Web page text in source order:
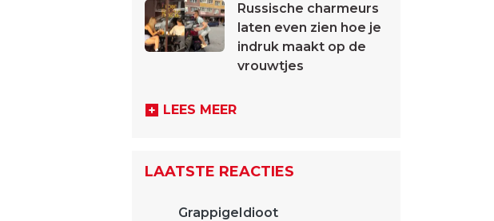
Russische charmeurs
laten even zien hoe je
indruk maakt op de
vrouwtjes
LEES MEER
LAATSTE REACTIES
GrappigeIdioot